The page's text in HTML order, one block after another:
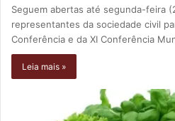
Seguem abertas até segunda-feira
representantes da sociedade civil
Conferência e da XI Conferência
Leia mais »